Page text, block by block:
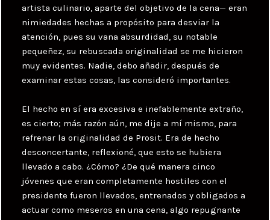
artista culinario, aparte del objetivo de la cena— eran
nimiedades hechas a propósito para desviar la
atención, pues su vana absurdidad, su notable
pequeñez, su rebuscada originalidad se me hicieron
muy evidentes. Nadie, debo añadir, después de
examinar estas cosas, las consideró importantes.
El hecho en sí era excesiva e inefablemente extraño,
es cierto; más razón aún, me dije a mí mismo, para
refrenar la originalidad de Prosit. Era de hecho
desconcertante, reflexioné, que esto se hubiera
llevado a cabo. ¿Cómo? ¿De qué manera cinco
jóvenes que eran completamente hostiles con el
presidente fueron llevados, entrenados y obligados a
actuar como meseros en una cena, algo repugnante